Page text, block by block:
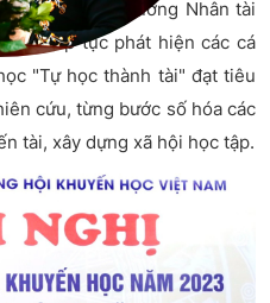
khai Giải thưởng Nhân tài
tiếp tục phát hiện các cá
"Tự học thành tài" đạt tiêu
cứu, từng bước số hóa các
tài, xây dựng xã hội học tập.